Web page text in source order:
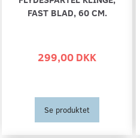
FAST BLAD, 60 CM.
299,00 DKK
Se produktet